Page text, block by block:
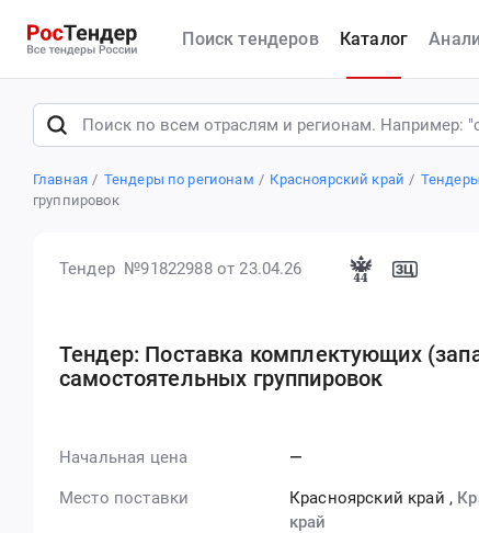
Поиск тендеров Каталог
Главная Тендеры по регионам Красноярский край
группировок
Тендер №91822988от 23.04.26
Тендер: Поставка комплектующих
самостоятельных группировок
Начальная цена —
Место поставки Красноярский край ,
край